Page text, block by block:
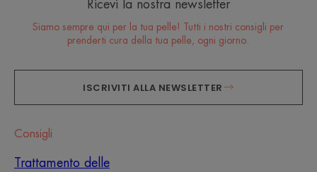
Ricevi la nostra newsletter
Siamo sempre qui per la tua pelle! Tutti i nostri consigli per
prenderti cura della tua pelle, ogni giorno.
ISCRIVITI ALLA NEWSLETTER
Consigli
Trattamento delle